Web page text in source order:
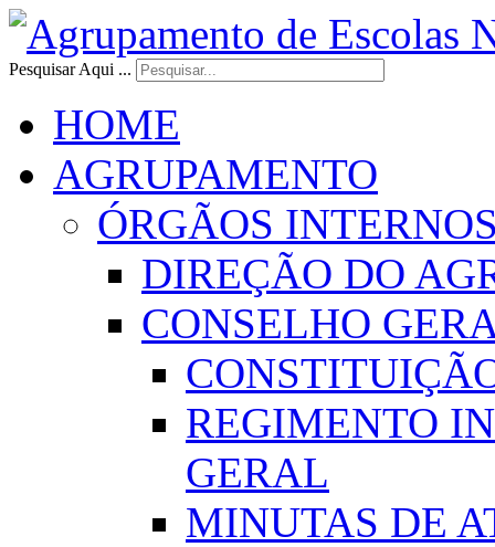
Pesquisar Aqui ...
HOME
AGRUPAMENTO
ÓRGÃOS
DIREÇÃO DO
CONSELHO
REGIMENTO
GERAL
MINUTAS DE